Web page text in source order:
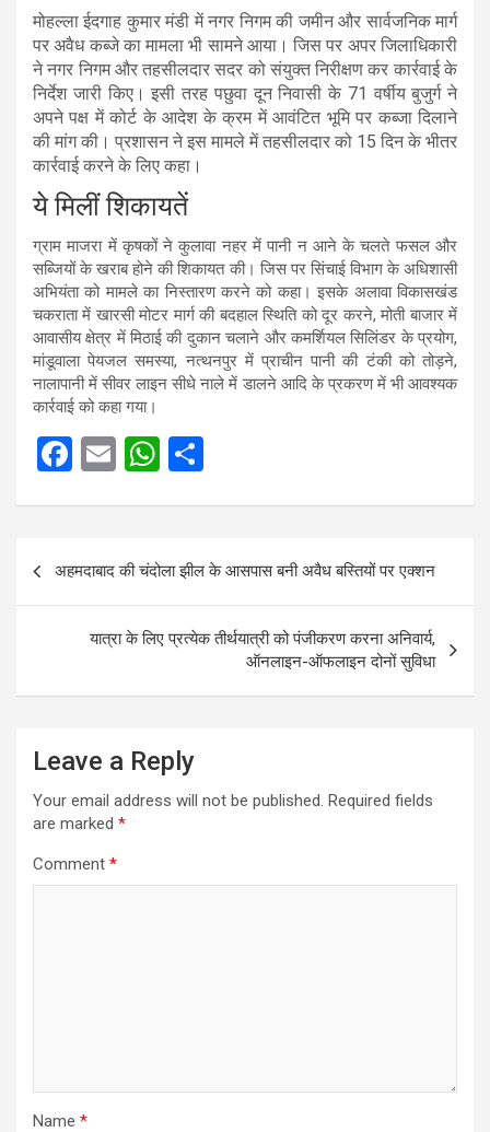
मोहल्ला ईदगाह कुमार मंडी में नगर निगम की जमीन और सार्वजनिक मार्ग
पर अवैध कब्जे का मामला भी सामने आया। जिस पर अपर जिलाधिकारी
ने नगर निगम और तहसीलदार सदर को संयुक्त निरीक्षण कर कार्रवाई के
निर्देश जारी किए। इसी तरह पछुवा दून निवासी के 71 वर्षीय बुजुर्ग ने
अपने पक्ष में कोर्ट के आदेश के क्रम में आवंटित भूमि पर कब्जा दिलाने
की मांग की। प्रशासन ने इस मामले में तहसीलदार को 15 दिन के भीतर
कार्रवाई करने के लिए कहा।
ये मिलीं शिकायतें
ग्राम माजरा में कृषकों ने कुलावा नहर में पानी न आने के चलते फसल और
सब्जियों के खराब होने की शिकायत की। जिस पर सिंचाई विभाग के अधिशासी
अभियंता को मामले का निस्तारण करने को कहा। इसके अलावा विकासखंड
चकराता में खारसी मोटर मार्ग की बदहाल स्थिति को दूर करने, मोती बाजार में
आवासीय क्षेत्र में मिठाई की दुकान चलाने और कमर्शियल सिलिंडर के प्रयोग,
मांडूवाला पेयजल समस्या, नत्थनपुर में प्राचीन पानी की टंकी को तोड़ने,
नालापानी में सीवर लाइन सीधे नाले में डालने आदि के प्रकरण में भी आवश्यक
कार्रवाई को कहा गया।
F
b
o
o
E
W
s
A
p
e
अहमदाबाद की चंदोला झील के आसपास बनी अवैध बस्तियों पर एक्शन
यात्रा के लिए प्रत्येक तीर्थयात्री को पंजीकरण करना अनिवार्य,
ऑनलाइन-ऑफलाइन दोनों सुविधा
Leave a Reply
Your email address will not be published. Required fields
are marked *
Comment *
Name *